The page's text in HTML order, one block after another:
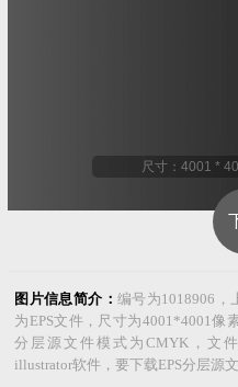
尺寸：4001 *
图片信息简介：编号为1018906，
为EPS文件，尺寸为4001*4001像
分层源文件模式为CMYK，文
illustrator软件，要下载EPS分层源